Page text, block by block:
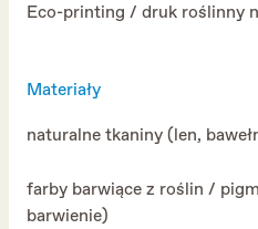
Eco-printing / druk roślinny
Materiały
naturalne tkaniny (len,
farby barwiące z roślin /
barwienie)